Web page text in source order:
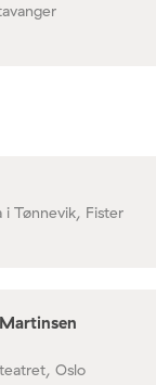
i Tønnevik, Fister
Oslo